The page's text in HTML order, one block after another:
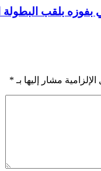
بلقب البطولة
الإلزامية مشار إليها بـ *